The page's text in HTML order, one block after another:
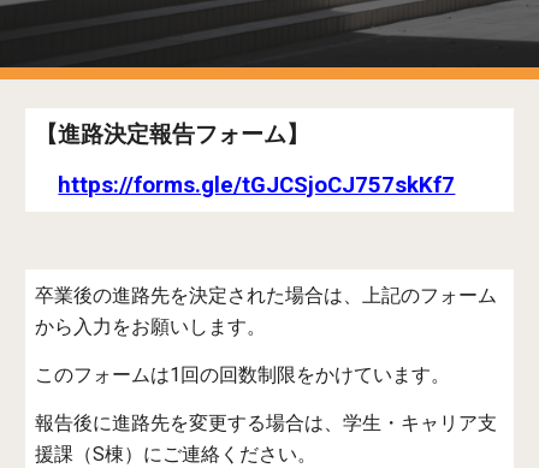
【進路決定報告フォーム】
https://forms.gle/tGJCSjoCJ757skKf7
卒業後の進路先を決定された場合は、上記のフォーム
から入力をお願いします。
このフォームは1回の回数制限をかけています。
報告後に進路先を変更する場合は、学生・キャリア支
援課（S棟）にご連絡ください。